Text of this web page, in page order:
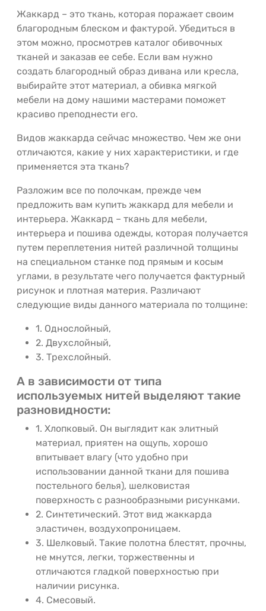
Жаккард – это ткань, которая поражает своим
благородным блеском и фактурой. Убедиться в
этом можно, просмотрев каталог обивочных
тканей и заказав ее себе. Если вам нужно
создать благородный образ дивана или кресла,
выбирайте этот материал, а обивка мягкой
мебели на дому нашими мастерами поможет
красиво преподнести его.
Видов жаккарда сейчас множество. Чем же они
отличаются, какие у них характеристики, и где
применяется эта ткань?
Разложим все по полочкам, прежде чем
предложить вам купить жаккард для мебели и
интерьера. Жаккард – ткань для мебели,
интерьера и пошива одежды, которая получается
путем переплетения нитей различной толщины
на специальном станке под прямым и косым
углами, в результате чего получается фактурный
рисунок и плотная материя. Различают
следующие виды данного материала по толщине:
1. Однослойный,
2. Двухслойный,
3. Трехслойный.
А в зависимости от типа
используемых нитей выделяют такие
разновидности:
1. Хлопковый. Он выглядит как элитный
материал, приятен на ощупь, хорошо
впитывает влагу (что удобно при
использовании данной ткани для пошива
постельного белья), шелковистая
поверхность с разнообразными рисунками.
2. Синтетический. Этот вид жаккарда
эластичен, воздухопроницаем.
3. Шелковый. Такие полотна блестят, прочны,
не мнутся, легки, торжественны и
отличаются гладкой поверхностью при
наличии рисунка.
4. Смесовый.